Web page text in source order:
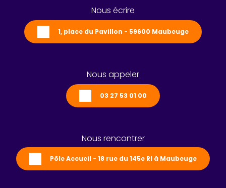
Nous écrire
1, place du Pavillon - 59600 Maubeuge
Nous appeler
03 27 53 01 00
Nous rencontrer
Pôle Accueil - 18 rue du 145e RI à Maubeuge